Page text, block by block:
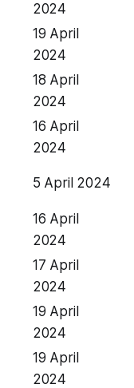
2024
19 April
2024
18 April
2024
16 April
2024
5 April 2024
16 April
2024
17 April
2024
19 April
2024
19 April
2024